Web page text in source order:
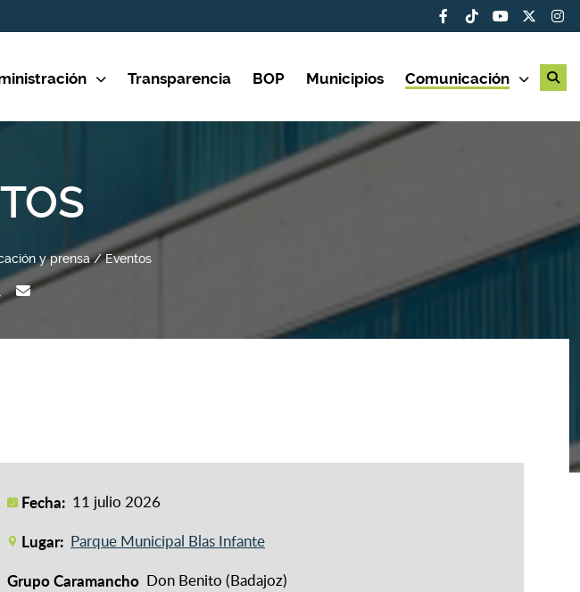
Transparencia BOP Municipios Comunicación
y prensa Eventos
Fecha: 11 julio 2026
Lugar: Parque Municipal Blas Infante
Grupo Caramancho Don Benito (Badajoz)